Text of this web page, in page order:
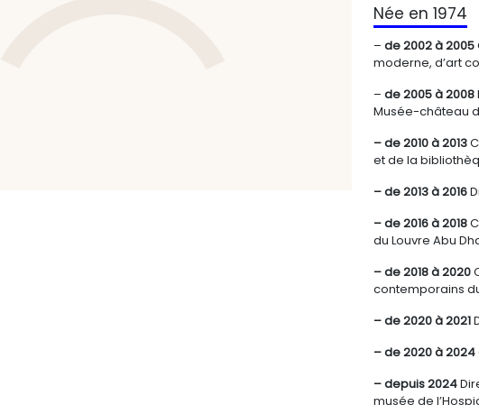
Née en 1974
– de 2002 à 2005
moderne, d’art
– de 2005 à 2008
Musée-château
– de 2010 à 2013
et de la
– de 2013 à 2016
– de 2016 à 2018
du Louvre Abu
– de 2018 à 2020
contemporains
– de 2020 à 2021
– de 2020 à 2024
– depuis 2024
musée de